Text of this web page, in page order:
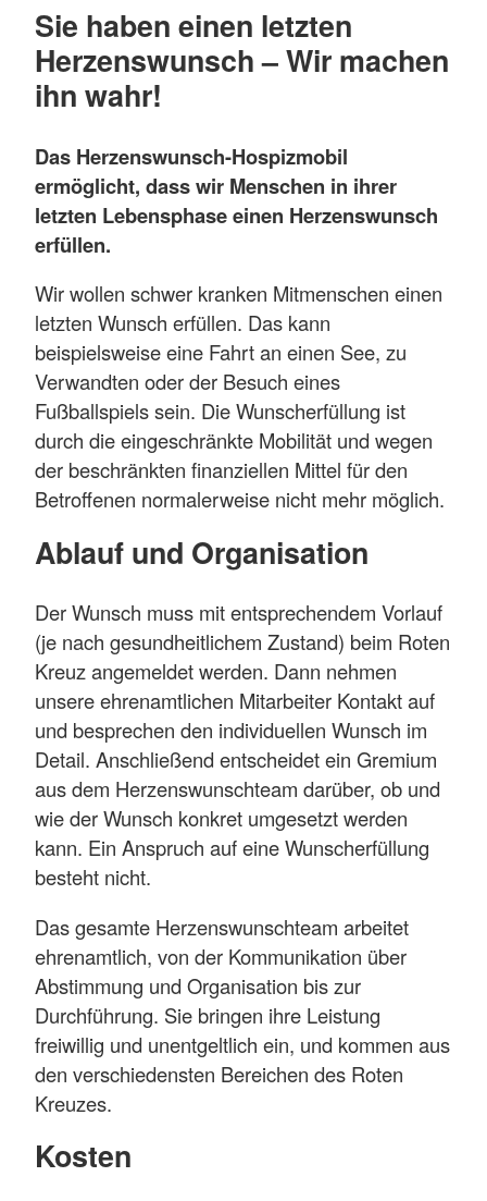
Sie haben einen letzten
Herzenswunsch – Wir machen
ihn wahr!
Das Herzenswunsch-Hospizmobil
ermöglicht, dass wir Menschen in ihrer
letzten Lebensphase einen Herzenswunsch
erfüllen.
Wir wollen schwer kranken Mitmenschen einen
letzten Wunsch erfüllen. Das kann
beispielsweise eine Fahrt an einen See, zu
Verwandten oder der Besuch eines
Fußballspiels sein. Die Wunscherfüllung ist
durch die eingeschränkte Mobilität und wegen
der beschränkten finanziellen Mittel für den
Betroffenen normalerweise nicht mehr möglich.
Ablauf und Organisation
Der Wunsch muss mit entsprechendem Vorlauf
(je nach gesundheitlichem Zustand) beim Roten
Kreuz angemeldet werden. Dann nehmen
unsere ehrenamtlichen Mitarbeiter Kontakt auf
und besprechen den individuellen Wunsch im
Detail. Anschließend entscheidet ein Gremium
aus dem Herzenswunschteam darüber, ob und
wie der Wunsch konkret umgesetzt werden
kann. Ein Anspruch auf eine Wunscherfüllung
besteht nicht.
Das gesamte Herzenswunschteam arbeitet
ehrenamtlich, von der Kommunikation über
Abstimmung und Organisation bis zur
Durchführung. Sie bringen ihre Leistung
freiwillig und unentgeltlich ein, und kommen aus
den verschiedensten Bereichen des Roten
Kreuzes.
Kosten